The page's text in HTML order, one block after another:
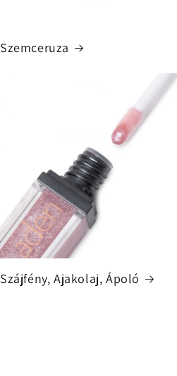
Szemceruza
Szájfény, Ajakolaj, Ápoló